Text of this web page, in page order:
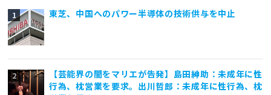
東芝、中国へのパワー半導体の技術供与を中止
【芸能界の闇をマリエが告発】島田紳助：未成年に性
行為、枕営業を要求。出川哲郎：未成年に性行為、枕